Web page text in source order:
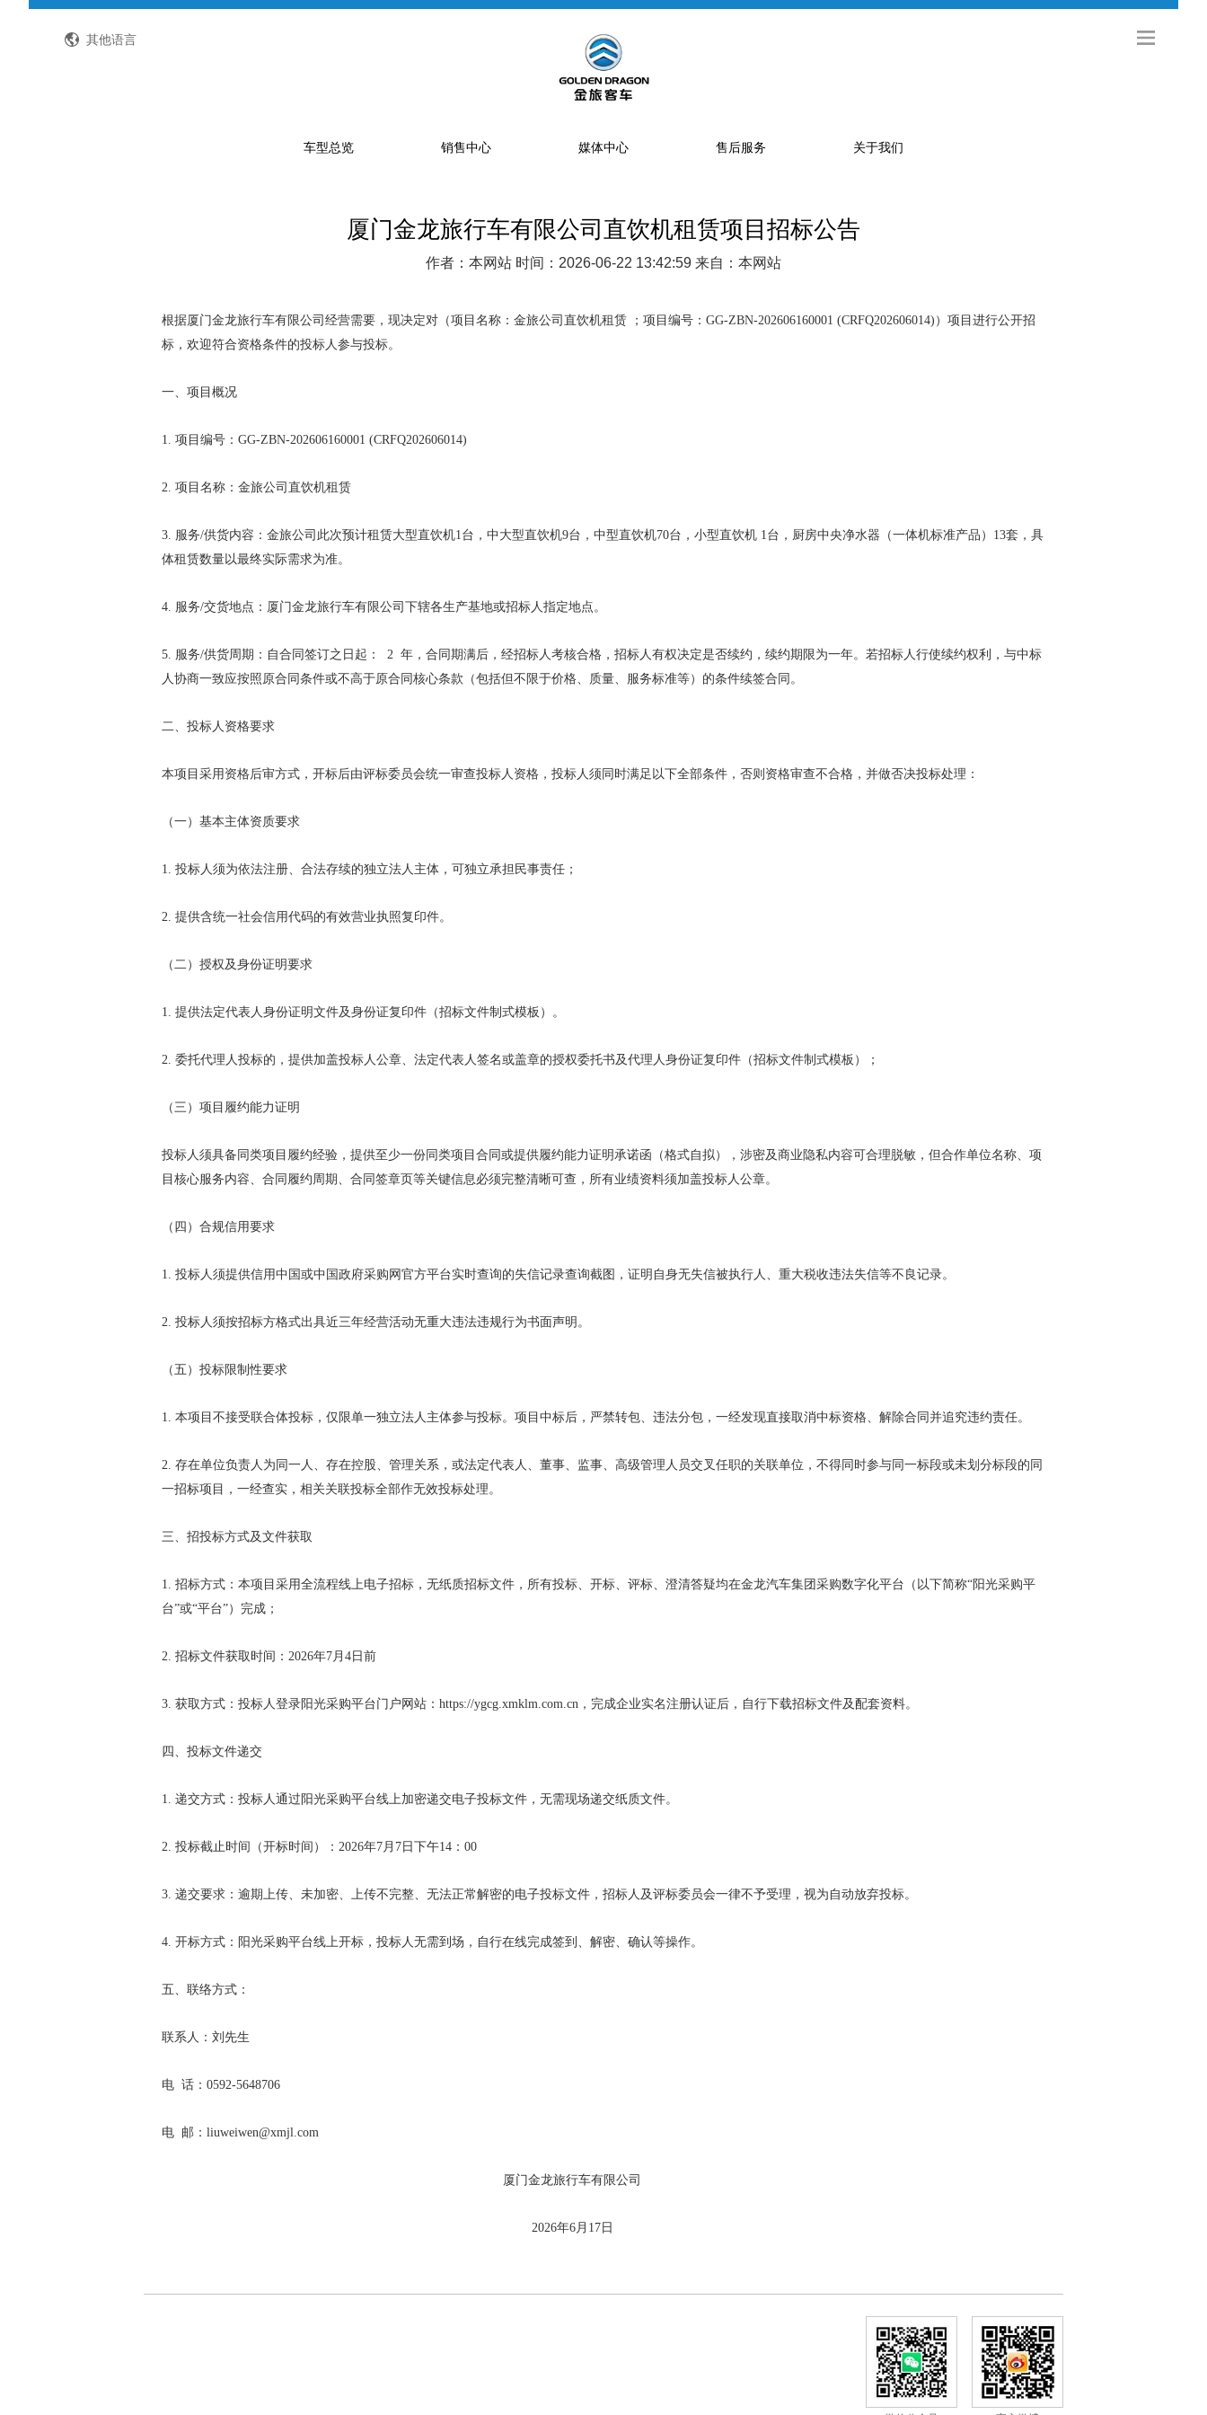
其他语言
车型总览 销售中心 媒体中心 售后服务 关于我们
公路客车
校车
特种车
提车流程
销售网点
大中巴经销商
新闻资讯
精彩视频
售后网点
特约服务站
配件库
公司简介
社会招聘
厦门金龙旅行车有限公司直饮机租赁项目招标公告
作者：本网站 时间：2026-06-22 13:42:59 来自：本网站
根据厦门金龙旅行车有限公司经营需要，现决定对（项目名称：金旅公司直饮机租赁 ；项目编号：GG-ZBN-202606160001 (CRFQ202606014)）项目进行公开招
标，欢迎符合资格条件的投标人参与投标。
一、项目概况
1. 项目编号：GG-ZBN-202606160001 (CRFQ202606014)
2. 项目名称：金旅公司直饮机租赁
3. 服务/供货内容：金旅公司此次预计租赁大型直饮机1台，中大型直饮机9台，中型直饮机70台，小型直饮机 1台，厨房中央净水器（一体机标准产品）13套，具
体租赁数量以最终实际需求为准。
4. 服务/交货地点：厦门金龙旅行车有限公司下辖各生产基地或招标人指定地点。
5. 服务/供货周期：自合同签订之日起： 2 年，合同期满后，经招标人考核合格，招标人有权决定是否续约，续约期限为一年。若招标人行使续约权利，与中标
人协商一致应按照原合同条件或不高于原合同核心条款（包括但不限于价格、质量、服务标准等）的条件续签合同。
二、投标人资格要求
本项目采用资格后审方式，开标后由评标委员会统一审查投标人资格，投标人须同时满足以下全部条件，否则资格审查不合格，并做否决投标处理：
（一）基本主体资质要求
1. 投标人须为依法注册、合法存续的独立法人主体，可独立承担民事责任；
2. 提供含统一社会信用代码的有效营业执照复印件。
（二）授权及身份证明要求
1. 提供法定代表人身份证明文件及身份证复印件（招标文件制式模板）。
2. 委托代理人投标的，提供加盖投标人公章、法定代表人签名或盖章的授权委托书及代理人身份证复印件（招标文件制式模板）；
（三）项目履约能力证明
投标人须具备同类项目履约经验，提供至少一份同类项目合同或提供履约能力证明承诺函（格式自拟），涉密及商业隐私内容可合理脱敏，但合作单位名称、项
目核心服务内容、合同履约周期、合同签章页等关键信息必须完整清晰可查，所有业绩资料须加盖投标人公章。
（四）合规信用要求
1. 投标人须提供信用中国或中国政府采购网官方平台实时查询的失信记录查询截图，证明自身无失信被执行人、重大税收违法失信等不良记录。
2. 投标人须按招标方格式出具近三年经营活动无重大违法违规行为书面声明。
（五）投标限制性要求
1. 本项目不接受联合体投标，仅限单一独立法人主体参与投标。项目中标后，严禁转包、违法分包，一经发现直接取消中标资格、解除合同并追究违约责任。
2. 存在单位负责人为同一人、存在控股、管理关系，或法定代表人、董事、监事、高级管理人员交叉任职的关联单位，不得同时参与同一标段或未划分标段的同
一招标项目，一经查实，相关关联投标全部作无效投标处理。
三、招投标方式及文件获取
1. 招标方式：本项目采用全流程线上电子招标，无纸质招标文件，所有投标、开标、评标、澄清答疑均在金龙汽车集团采购数字化平台（以下简称“阳光采购平
台”或“平台”）完成；
2. 招标文件获取时间：2026年7月4日前
3. 获取方式：投标人登录阳光采购平台门户网站：https://ygcg.xmklm.com.cn，完成企业实名注册认证后，自行下载招标文件及配套资料。
四、投标文件递交
1. 递交方式：投标人通过阳光采购平台线上加密递交电子投标文件，无需现场递交纸质文件。
2. 投标截止时间（开标时间）：2026年7月7日下午14：00
3. 递交要求：逾期上传、未加密、上传不完整、无法正常解密的电子投标文件，招标人及评标委员会一律不予受理，视为自动放弃投标。
4. 开标方式：阳光采购平台线上开标，投标人无需到场，自行在线完成签到、解密、确认等操作。
五、联络方式：
联系人：刘先生
电 话：0592-5648706
电 邮：liuweiwen@xmjl.com
厦门金龙旅行车有限公司
2026年6月17日